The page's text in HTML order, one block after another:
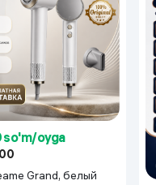
so'm/oyga
Grand, белый